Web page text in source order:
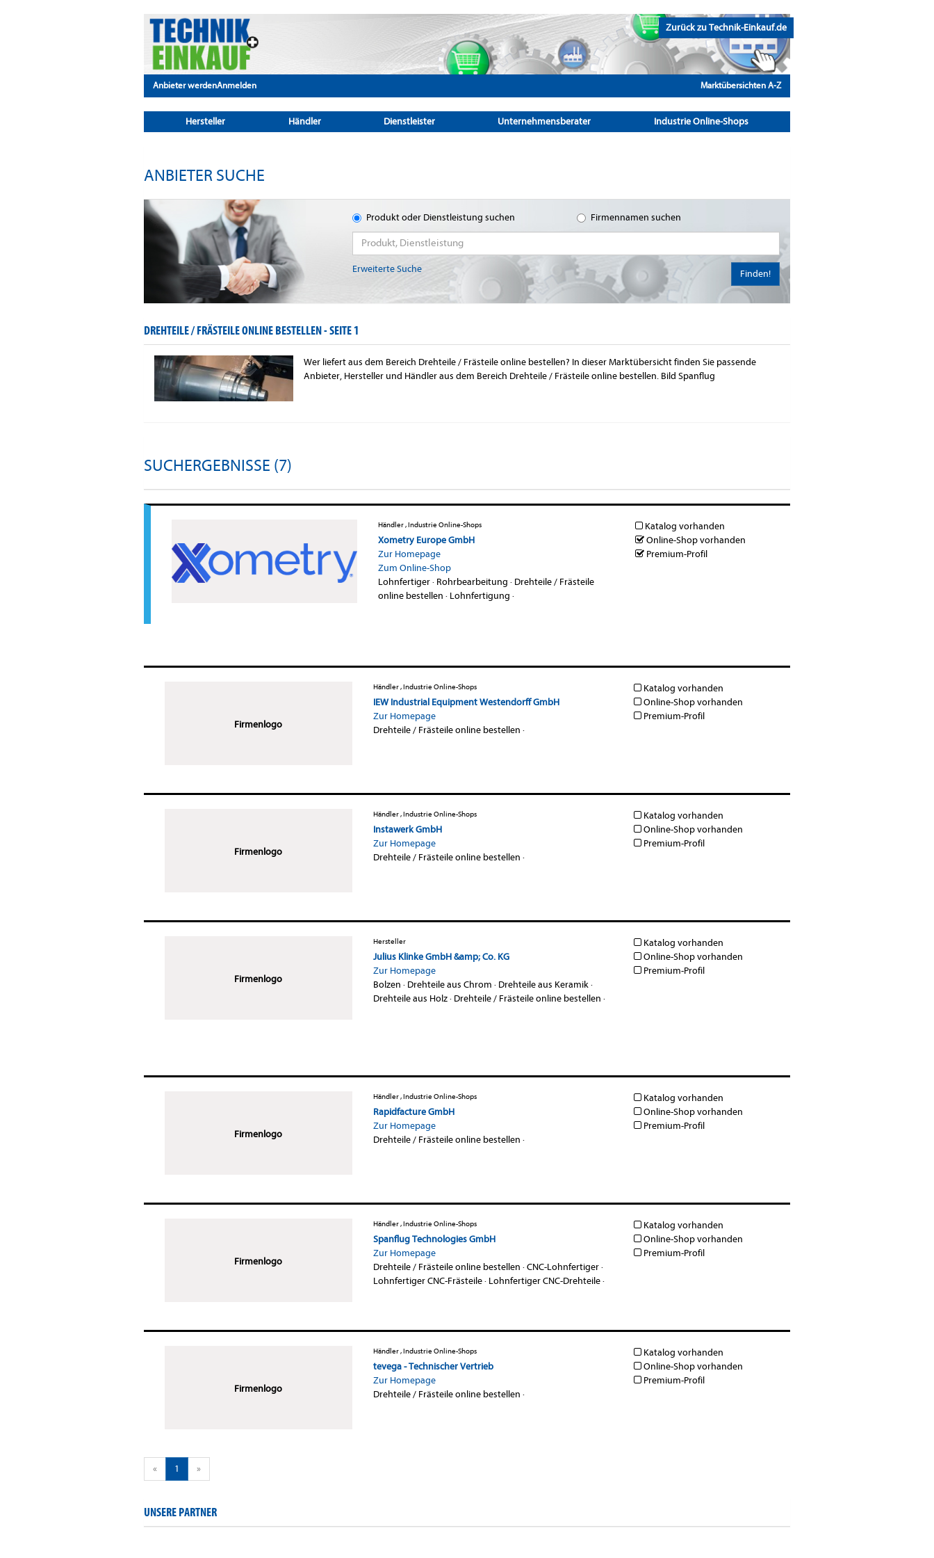
Zurück zu Technik-Einkauf.de
Anbieter werdenAnmelden Marktübersichten A-Z
Hersteller Händler Dienstleister Unternehmensberater Industrie Online-Shops
ANBIETER SUCHE
Produkt oder Dienstleistung suchen Firmennamen suchen
Erweiterte Suche Finden!
DREHTEILE / FRÄSTEILE ONLINE BESTELLEN -SEITE 1
Wer liefert aus dem Bereich Drehteile / Frästeile online bestellen? In dieser Marktübersicht finden Sie passende
Anbieter, Hersteller und Händler aus dem Bereich Drehteile / Frästeile online bestellen. Bild Spanflug
SUCHERGEBNISSE (7)
Händler , Industrie Online-Shops
Xometry Europe GmbH
Zur Homepage
Zum Online-Shop
Lohnfertiger· Rohrbearbeitung · Drehteile / Frästeile
online bestellen · Lohnfertigung ·
Katalog vorhanden
Online-Shop vorhanden
Premium-Profil
Firmenlogo
Händler , Industrie Online-Shops
IEW Industrial Equipment Westendorff GmbH
Zur Homepage
Drehteile / Frästeile online bestellen ·
Katalog vorhanden
Online-Shop vorhanden
Premium-Profil
Firmenlogo
Händler , Industrie Online-Shops
Instawerk GmbH
Zur Homepage
Drehteile / Frästeile online bestellen ·
Katalog vorhanden
Online-Shop vorhanden
Premium-Profil
Firmenlogo
Hersteller
Julius Klinke GmbH &amp; Co. KG
Zur Homepage
Bolzen · Drehteile aus Chrom · Drehteile aus Keramik·
Drehteile aus Holz· Drehteile / Frästeile online bestellen ·
Katalog vorhanden
Online-Shop vorhanden
Premium-Profil
Firmenlogo
Händler , Industrie Online-Shops
Rapidfacture GmbH
Zur Homepage
Drehteile / Frästeile online bestellen ·
Katalog vorhanden
Online-Shop vorhanden
Premium-Profil
Firmenlogo
Händler , Industrie Online-Shops
Spanflug Technologies GmbH
Zur Homepage
Drehteile / Frästeile online bestellen ·CNC-Lohnfertiger·
Lohnfertiger CNC-Frästeile· Lohnfertiger CNC-Drehteile·
Katalog vorhanden
Online-Shop vorhanden
Premium-Profil
Firmenlogo
Händler , Industrie Online-Shops
tevega - Technischer Vertrieb
Zur Homepage
Drehteile / Frästeile online bestellen ·
Katalog vorhanden
Online-Shop vorhanden
Premium-Profil
« 1 »
UNSERE PARTNER